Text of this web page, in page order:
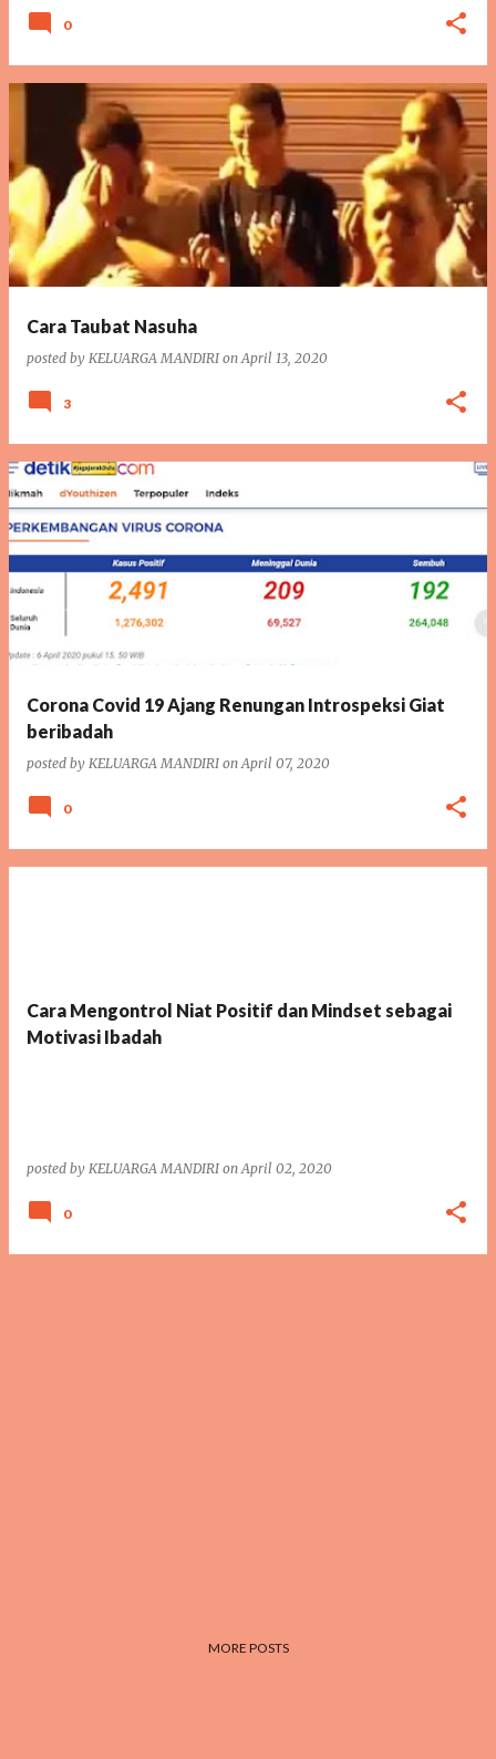
0
Cara Taubat Nasuha
posted by KELUARGA MANDIRI onApril 13, 2020
3
Corona Covid 19 Ajang Renungan Introspeksi Giat
beribadah
posted by KELUARGA MANDIRI onApril 07, 2020
0
Cara Mengontrol Niat Positif dan Mindset sebagai
Motivasi Ibadah
posted by KELUARGA MANDIRI onApril 02, 2020
0
MORE POSTS